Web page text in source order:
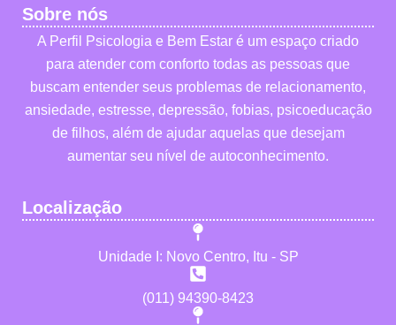
Sobre nós
A Perfil Psicologia e Bem Estar é um espaço criado
para atender com conforto todas as pessoas que
buscam entender seus problemas de relacionamento,
ansiedade, estresse, depressão, fobias, psicoeducação
de filhos, além de ajudar aquelas que desejam
aumentar seu nível de autoconhecimento.
Localização
Unidade I: Novo Centro, Itu - SP
(011) 94390-8423